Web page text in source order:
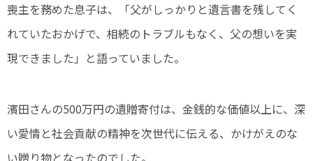
喪主を務めた息子は、「父がしっかりと遺言書を残してく
れていたおかげで、相続のトラブルもなく、父の想いを実
現できました」と語っていました。
濱田さんの500万円の遺贈寄付は、金銭的な価値以上に、深
い愛情と社会貢献の精神を次世代に伝える、かけがえのな